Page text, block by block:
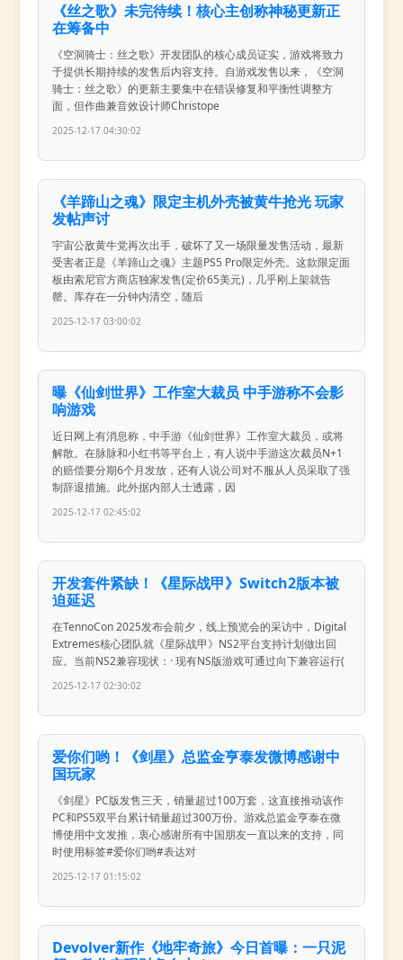
《丝之歌》未完待续！核心主创称神秘更新正
在筹备中
《空洞骑士：丝之歌》开发团队的核心成员证实，游戏将致力
于提供长期持续的发售后内容支持。自游戏发售以来，《空洞
骑士：丝之歌》的更新主要集中在错误修复和平衡性调整方
面，但作曲兼音效设计师Christope
2025-12-17 04:30:02
《羊蹄山之魂》限定主机外壳被黄牛抢光 玩家
发帖声讨
宇宙公敌黄牛党再次出手，破坏了又一场限量发售活动，最新
受害者正是《羊蹄山之魂》主题PS5 Pro限定外壳。这款限定面
板由索尼官方商店独家发售(定价65美元)，几乎刚上架就告
罄。库存在一分钟内清空，随后
2025-12-17 03:00:02
曝《仙剑世界》工作室大裁员 中手游称不会影
响游戏
近日网上有消息称，中手游《仙剑世界》工作室大裁员，或将
解散。在脉脉和小红书等平台上，有人说中手游这次裁员N+1
的赔偿要分期6个月发放，还有人说公司对不服从人员采取了强
制辞退措施。此外据内部人士透露，因
2025-12-17 02:45:02
开发套件紧缺！《星际战甲》Switch2版本被
迫延迟
在TennoCon 2025发布会前夕，线上预览会的采访中，Digital
Extremes核心团队就《星际战甲》NS2平台支持计划做出回
应。当前NS2兼容现状：· 现有NS版游戏可通过向下兼容运行(
2025-12-17 02:30:02
爱你们哟！《剑星》总监金亨泰发微博感谢中
国玩家
《剑星》PC版发售三天，销量超过100万套，这直接推动该作
PC和PS5双平台累计销量超过300万份。游戏总监金亨泰在微
博使用中文发推，衷心感谢所有中国朋友一直以来的支持，同
时使用标签#爱你们哟#表达对
2025-12-17 01:15:02
Devolver新作《地牢奇旅》今日首曝：一只泥